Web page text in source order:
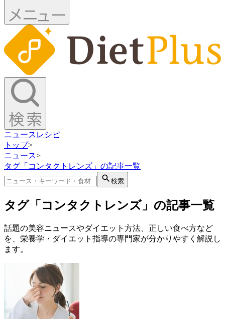
ニュース レシピ
トップ>
ニュース>
タグ「コンタクトレンズ」の記事一覧
検索
タグ「コンタクトレンズ」の記事一覧
話題の美容ニュースやダイエット方法、正しい食べ方など
を、栄養学・ダイエット指導の専門家が分かりやすく解説し
ます。